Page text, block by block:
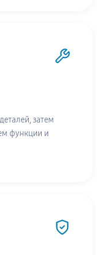
затем
функции и